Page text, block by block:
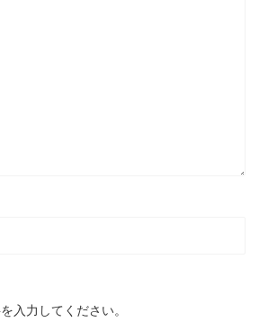
入力してください。